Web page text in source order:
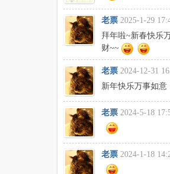
老票 2025-1-29
拜年啦~新春快乐
财~~
老票 2024-12-31
新年快乐万事如
老票 2024-5-18
老票 2024-1-18